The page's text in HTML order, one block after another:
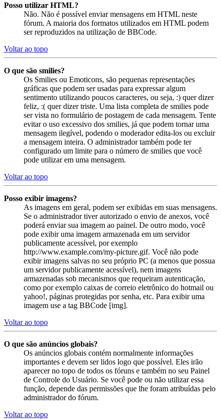
Posso utilizar HTML?
Não. Não é possível enviar mensagens em HTML neste
fórum. A maioria dos formatos utilizados em HTML podem
ser reproduzidos na utilização de BBCode.
Voltar ao topo
O que são smilies?
Os Smilies ou Emoticons, são pequenas representações
gráficas que podem ser usadas para expressar algum
sentimento utilizando poucos caracteres, ou seja, :) quer dizer
feliz, :( quer dizer triste. Uma lista completa de smilies pode
ser vista no formulário de postagem de cada mensagem. Tente
evitar o uso excessivo dos smilies, já que podem tornar uma
mensagem ilegível, podendo o moderador edita-los ou excluir
a mensagem inteira. O administrador também pode ter
configurado um limite para o número de smilies que você
pode utilizar em uma mensagem.
Voltar ao topo
Posso exibir imagens?
As imagens em geral, podem ser exibidas em suas mensagens.
Se o administrador tiver autorizado o envio de anexos, você
poderá enviar sua imagem ao painel. De outro modo, você
pode exibir uma imagem armazenada em um servidor
publicamente acessível, por exemplo
http://www.example.com/my-picture.gif. Você não pode
exibir imagens salvas no seu próprio PC (a menos que possua
um servidor publicamente acessível), nem imagens
armazenadas sob mecanismos que requeiram autenticação,
como por exemplo caixas de correio eletrônico do hotmail ou
yahoo!, páginas protegidas por senha, etc. Para exibir uma
imagem use a tag BBCode [img].
Voltar ao topo
O que são anúncios globais?
Os anúncios globais contém normalmente informações
importantes e devem ser lidos logo que possível. Eles irão
aparecer no topo de todos os fóruns e também no seu Painel
de Controle do Usuário. Se você pode ou não utilizar essa
função, depende das permissões que lhe foram atribuídas pelo
administrador do fórum.
Voltar ao topo